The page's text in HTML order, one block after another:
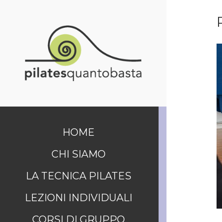
HOME
CHI SIAMO
LA TECNICA PILATES
LEZIONI INDIVIDUALI
CORSI DI GRUPPO